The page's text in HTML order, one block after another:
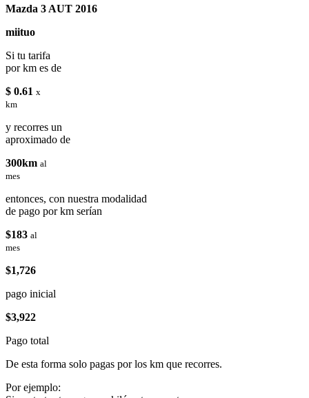
Mazda 3 AUT 2016
miituo
Si tu tarifa
por km es de
$ 0.61 x
km
y recorres un
aproximado de
300km al
mes
entonces, con nuestra modalidad
de pago por km serían
$183 al
mes
$1,726
pago inicial
$3,922
Pago total
De esta forma solo pagas por los km que recorres.
Por ejemplo: